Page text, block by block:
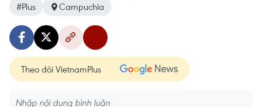
#Plus
Campuchia
Theo dõi VietnamPlus